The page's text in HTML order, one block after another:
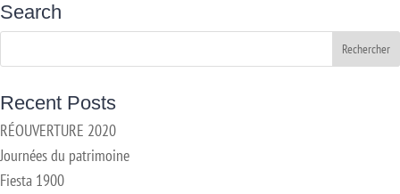
Search
Recent Posts
RÉOUVERTURE 2020
Journées du patrimoine
Fiesta 1900